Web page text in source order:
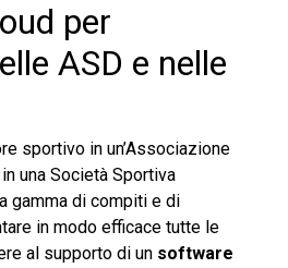
per
ASD e nelle
sportivo in un’Associazione
una Società Sportiva
gamma di compiti e di
in modo efficace tutte le
al supporto di un software